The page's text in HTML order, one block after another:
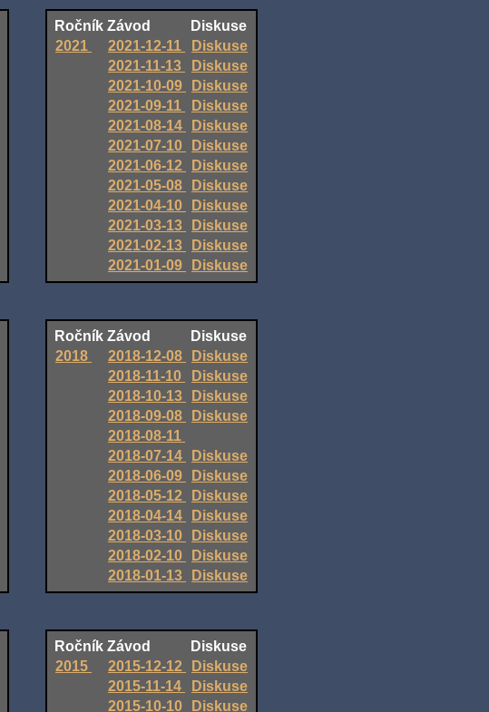
Ročník Závod
Diskuse
2021
2021-12-11
Diskuse
2021-11-13
Diskuse
2021-10-09
Diskuse
2021-09-11
Diskuse
2021-08-14
Diskuse
2021-07-10
Diskuse
2021-06-12
Diskuse
2021-05-08
Diskuse
2021-04-10
Diskuse
2021-03-13
Diskuse
2021-02-13
Diskuse
2021-01-09
Diskuse
Ročník Závod
Diskuse
2018
2018-12-08
Diskuse
2018-11-10
Diskuse
2018-10-13
Diskuse
2018-09-08
Diskuse
2018-08-11
2018-07-14
Diskuse
2018-06-09
Diskuse
2018-05-12
Diskuse
2018-04-14
Diskuse
2018-03-10
Diskuse
2018-02-10
Diskuse
2018-01-13
Diskuse
Ročník Závod
Diskuse
2015
2015-12-12
Diskuse
2015-11-14
Diskuse
2015-10-10
Diskuse